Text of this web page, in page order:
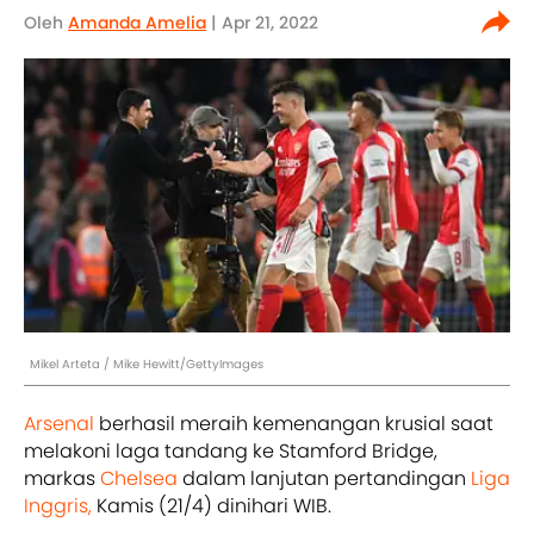
Oleh Amanda Amelia | Apr 21, 2022
Mikel Arteta / Mike Hewitt/GettyImages
Arsenal berhasil meraih kemenangan krusial saat
melakoni laga tandang ke Stamford Bridge,
markasChelsea dalam lanjutan pertandingan Liga
Inggris, Kamis (21/4) dinihari WIB.